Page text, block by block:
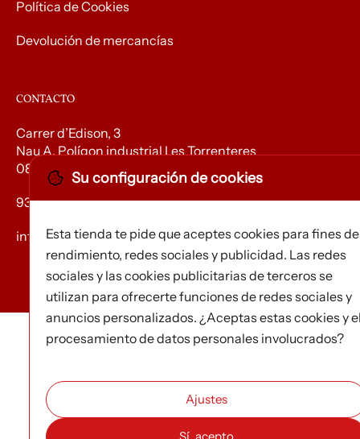
Política de Cookies
Devolución de mercancías
CONTACTO
Carrer d’Edison, 3
Nau A. Polígon industrial Les Torrenteres
08754 El Papiol
93 673 12 12
info@efados.cat
Su configuración de cookies
Esta tienda te pide que aceptes cookies para fines de
rendimiento, redes sociales y publicidad. Las redes
sociales y las cookies publicitarias de terceros se
utilizan para ofrecerte funciones de redes sociales y
anuncios personalizados. ¿Aceptas estas cookies y
procesamiento de datos personales involucrados?